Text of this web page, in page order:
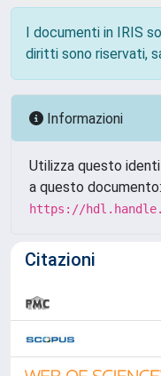
I documenti in IRIS
diritti sono riservati,
Informazioni
Utilizza questo
a questo documento:
https://
Citazioni